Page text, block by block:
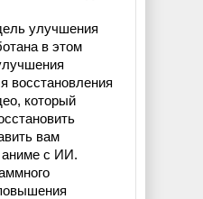
улучшения
в этом
восстановления
который
вам
аниме с ИИ.